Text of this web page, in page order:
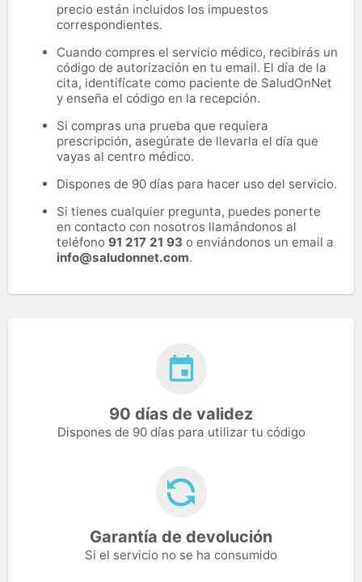
precio están incluidos los impuestos
correspondientes.
Cuando compres el servicio médico, recibirás un
código de autorización en tu email. El día de la
cita, identifícate como paciente de SaludOnNet
y enseña el código en la recepción.
Si compras una prueba que requiera
prescripción, asegúrate de llevarla el día que
vayas al centro médico.
Dispones de 90 días para hacer uso del servicio.
Si tienes cualquier pregunta, puedes ponerte
en contacto con nosotros llamándonos al
teléfono 91 217 21 93 o enviándonos un email a
info@saludonnet.com.
90 días de validez
Dispones de 90 días para utilizar tu código
Garantía de devolución
Si el servicio no se ha consumido